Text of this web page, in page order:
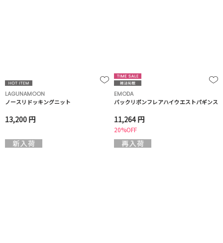
LAGUNAMOON
ノースリドッキングニット
13,200 円
EMODA
バックリボンフレアハイウエストパギンス
11,264 円
20%OFF